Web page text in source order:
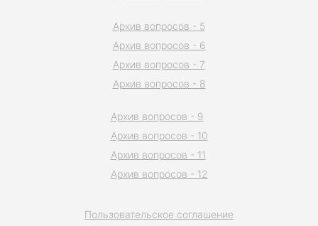
Пользовательское соглашение
Архив вопросов - 5
Архив вопросов - 6
Архив вопросов - 7
Архив вопросов - 8
Архив вопросов - 9
Архив вопросов - 10
Архив вопросов - 11
Архив вопросов - 12